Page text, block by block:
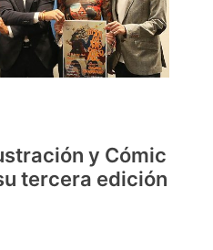
y Cómic
tercera edición